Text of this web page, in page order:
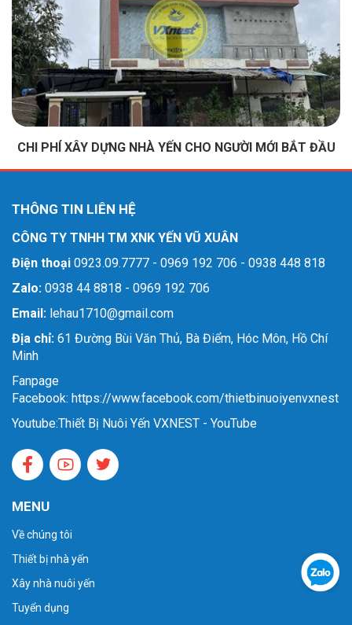
CHI PHÍ XÂY DỰNG NHÀ YẾN CHO NGƯỜI MỚI BẮT ĐẦU
THÔNG TIN LIÊN HỆ
CÔNG TY TNHH TM XNK YẾN VŨ XUÂN
Điện thoại 0923.09.7777 - 0969 192 706 - 0938 448 818
Zalo: 0938 44 8818 - 0969 192 706
Email: lehau1710@gmail.com
Địa chỉ: 61 Đường Bùi Văn Thủ, Bà Điểm, Hóc Môn, Hồ Chí
Minh
Fanpage
Facebook: https://www.facebook.com/thietbinuoiyenvxnest
Youtube:Thiết Bị Nuôi Yến VXNEST - YouTube
MENU
Về chúng tôi
Thiết bị nhà yến
Xây nhà nuôi yến
Tuyển dụng